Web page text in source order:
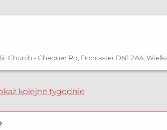
Church - Chequer Rd, Doncaster DN1 2AA,
kolejne tygodnie